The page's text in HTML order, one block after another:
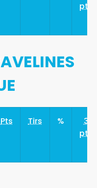
pts
Pts Tirs %
3
pts